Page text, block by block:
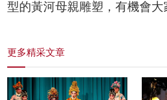
型的黃河母親雕塑，有機會大
更多精采文章